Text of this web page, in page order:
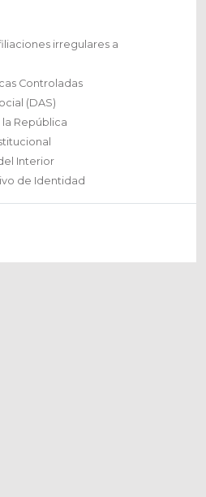
irregulares a
Controladas
(DAS)
República
Interior
de Identidad